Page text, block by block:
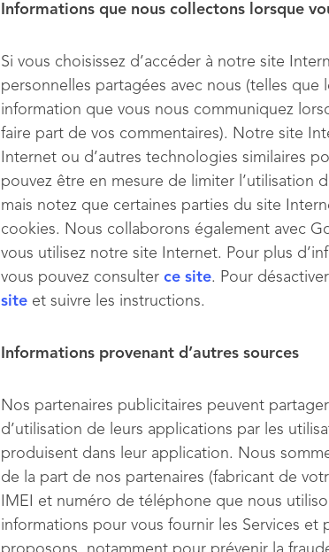
Informations que nous collectons lorsque
Si vous choisissez d’accéder à notre site
personnelles partagées avec nous (telles
information que vous nous communiquez
faire part de vos commentaires). Notre site
Internet ou d’autres technologies similaires
pouvez être en mesure de limiter l’utilisation
mais notez que certaines parties du site
cookies. Nous collaborons également avec
vous utilisez notre site Internet. Pour plus
vous pouvez consulter ce site. Pour
site et suivre les instructions.
Informations provenant d’autres sources
Nos partenaires publicitaires peuvent
d’utilisation de leurs applications par les
produisent dans leur application. Nous
de la part de nos partenaires (fabricant de
IMEI et numéro de téléphone que nous
informations pour vous fournir les Services